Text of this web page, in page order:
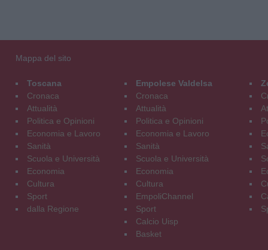
Mappa del sito
Toscana
Cronaca
Attualità
Politica e Opinioni
Economia e Lavoro
Sanità
Scuola e Università
Economia
Cultura
Sport
dalla Regione
Empolese Valdelsa
Cronaca
Attualità
Politica e Opinioni
Economia e Lavoro
Sanità
Scuola e Università
Economia
Cultura
EmpoliChannel
Sport
Calcio Uisp
Basket